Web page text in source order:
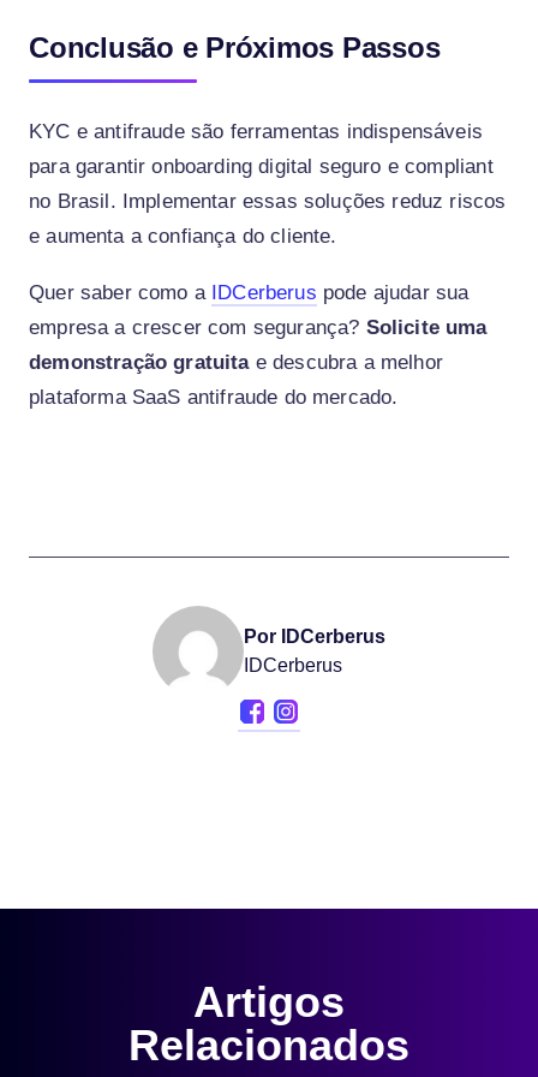
Conclusão e Próximos Passos
KYC e antifraude são ferramentas indispensáveis
para garantir onboarding digital seguro e compliant
no Brasil. Implementar essas soluções reduz riscos
e aumenta a confiança do cliente.
Quer saber como a IDCerberus pode ajudar sua
empresa a crescer com segurança? Solicite uma
demonstração gratuitae descubra a melhor
plataforma SaaS antifraude do mercado.
Por IDCerberus
IDCerberus
Artigos
Relacionados